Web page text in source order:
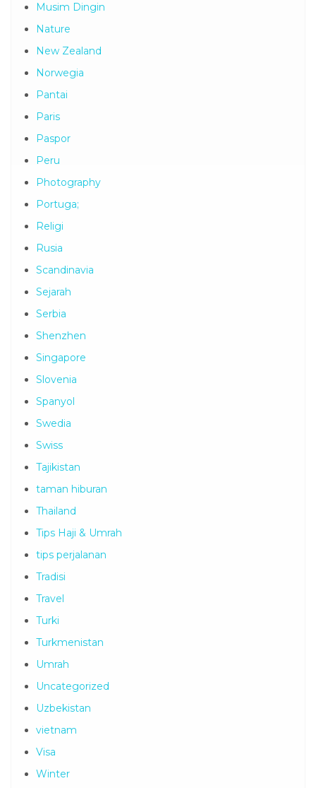
Musim Dingin
Nature
New Zealand
Norwegia
Pantai
Paris
Paspor
Peru
Photography
Portuga;
Religi
Rusia
Scandinavia
Sejarah
Serbia
Shenzhen
Singapore
Slovenia
Spanyol
Swedia
Swiss
Tajikistan
taman hiburan
Thailand
Tips Haji & Umrah
tips perjalanan
Tradisi
Travel
Turki
Turkmenistan
Umrah
Uncategorized
Uzbekistan
vietnam
Visa
Winter